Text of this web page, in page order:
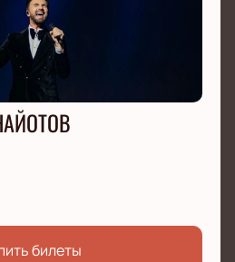
билеты